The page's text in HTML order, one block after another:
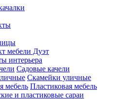
мебели Дуэт
интерьера
Садовые качели
Скамейки уличные
Пластиковая мебель